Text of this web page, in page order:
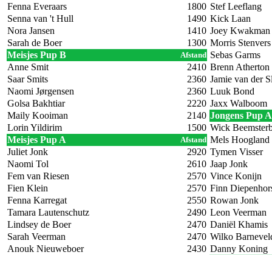
Fenna Everaars
1800
Senna van 't Hull
1490
Nora Jansen
1410
Sarah de Boer
1300
Meisjes Pup B
Afstand
Anne Smit
2410
Saar Smits
2360
Naomi Jørgensen
2360
Golsa Bakhtiar
2220
Maily Kooiman
2140
Lorin Yildirim
1500
Meisjes Pup A
Afstand
Juliet Jonk
2920
Naomi Tol
2610
Fem van Riesen
2570
Fien Klein
2570
Fenna Karregat
2550
Tamara Lautenschutz
2490
Lindsey de Boer
2470
Sarah Veerman
2470
Anouk Nieuweboer
2430
Stef Leeflang
Kick Laan
Joey Kwakman
Morris Stenvers
Sebas Garms
Brenn Atherton
Jamie van der
Luuk Bond
Jaxx Walboom
Jongens Pup A
Wick
Mels Hoogland
Tymen Visser
Jaap Jonk
Vince Konijn
Finn
Rowan Jonk
Leon Veerman
Daniël Khamis
Wilko
Danny Koning